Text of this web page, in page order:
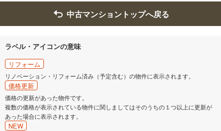
中古マンショントップへ戻る
ラベル・アイコンの意味
リフォーム
リノベーション・リフォーム済み（予定含む）の物件に表示されます。
価格更新
価格の更新があった物件です。
複数の価格が表示されている物件に関しましてはそのうちの１つ以上に更新が
あった場合に表示されます。
NEW